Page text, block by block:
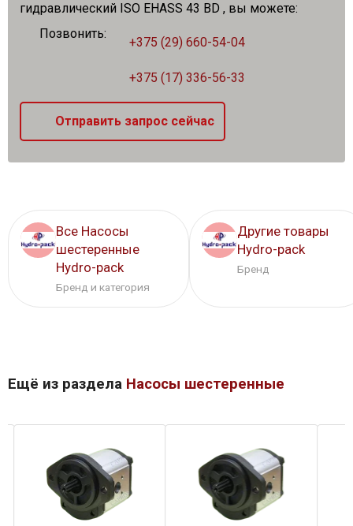
гидравлический ISO EHASS 43 BD , вы можете:
Позвонить:
+375 (29) 660-54-04
+375 (17) 336-56-33
Отправить запрос сейчас
Все Насосы
шестеренные
Hydro-pack
Бренд и категория
Другие товары
Hydro-pack
Бренд
Ещё из раздела Насосы шестеренные